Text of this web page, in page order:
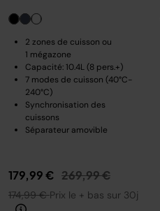
2 zones de cuisson ou
1 mégazone
Capacité: 10.4L (8 pers.+)
7 modes de cuisson (40°C-
240°C)
Synchronisation des
cuissons
Séparateur amovible
179,99 € Prix réduit de
269,99 €au
174,99 €Prix le + bas sur 30j